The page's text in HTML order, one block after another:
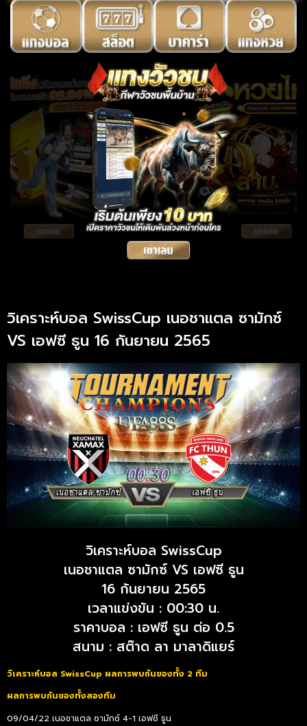
วิเคราะห์บอล SwissCup เนอชาแตล ซามักซ์
VS เอฟซี ธูน 16 กันยายน 2565
วิเคราะห์บอล SwissCup
เนอชาแตล ซามักซ์ VS เอฟซี ธูน
16 กันยายน 2565
เวลาแข่งขัน : 00:30 น.
ราคาบอล : เอฟซี ธูน ต่อ 0.5
สนาม : สต๊าด ลา มาลาดิแยร์
วิเคราะห์บอล SwissCup ผลการพบกันของทั้ง 2 ทีม
ผลการพบกันของทั้งสองทีม
09/04/22 เนอชาแตล ซามักซ์ 4-1 เอฟซี ธูน